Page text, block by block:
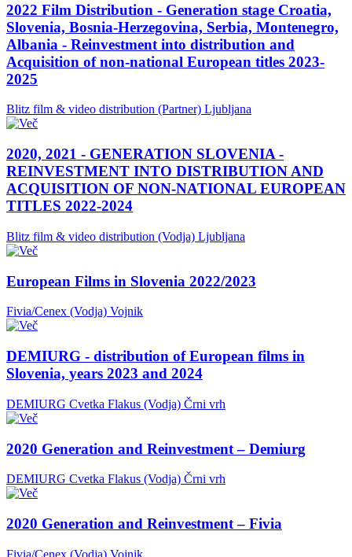
2022 Film Distribution - Generation stage Croatia,
Slovenia, Bosnia-Herzegovina, Serbia, Montenegro,
Albania - Reinvestment into distribution and
Acquisition of non-national European titles 2023-
2025
Blitz film & video distribution (Partner) Ljubljana
2020, 2021 - GENERATION SLOVENIA -
REINVESTMENT INTO DISTRIBUTION AND
ACQUISITION OF NON-NATIONAL EUROPEAN
TITLES 2022-2024
Blitz film & video distribution (Vodja) Ljubljana
European Films in Slovenia 2022/2023
Fivia/Cenex (Vodja) Vojnik
DEMIURG - distribution of European films in
Slovenia, years 2023 and 2024
DEMIURG Cvetka Flakus (Vodja) Črni vrh
2020 Generation and Reinvestment – Demiurg
DEMIURG Cvetka Flakus (Vodja) Črni vrh
2020 Generation and Reinvestment – Fivia
Fivia/Cenex (Vodja) Vojnik